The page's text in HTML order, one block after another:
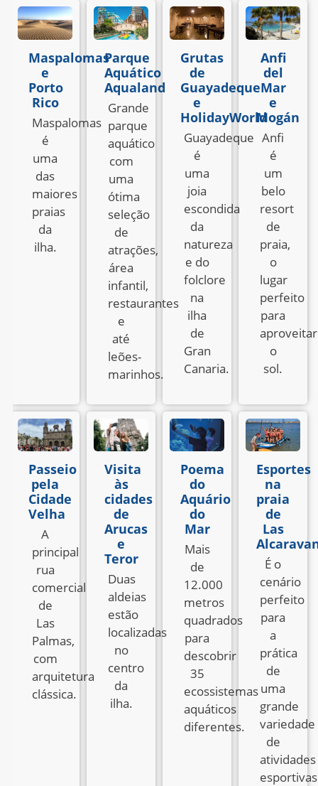
Maspalomas
e
Porto
Rico
Maspalomas
é
uma
das
maiores
praias
da
ilha.
Parque
Aquático
Aqualand
Grande
parque
aquático
com
uma
ótima
seleção
de
atrações,
área
infantil,
restaurantes
e
até
leões-
marinhos.
Grutas
de
Guayadeque
e
HolidayWorld
Guayadeque
é
uma
joia
escondida
da
natureza
e do
folclore
na
ilha
de
Gran
Canaria.
Anfi
del
Mar
e
Mogán
Anfi
é
um
belo
resort
de
praia,
o
lugar
perfeito
para
aproveitar
o
sol.
Passeio
pela
Cidade
Velha
A
principal
rua
comercial
de
Las
Palmas,
com
arquitetura
clássica.
Visita
às
cidades
de
Arucas
e
Teror
Duas
aldeias
estão
localizadas
no
centro
da
ilha.
Poema
do
Aquário
do
Mar
Mais
de
12.000
metros
quadrados
para
descobrir
35
ecossistemas
aquáticos
diferentes.
Esportes
na
praia
de
Las
É o
cenário
perfeito
para
a
prática
de
uma
grande
variedade
de
atividades
esportivas